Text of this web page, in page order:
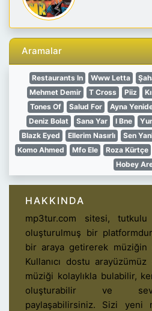
Aramalar
Restaurants In Www Letta
Mehmet Demir
T Cross Piiz
Tones Of
Salud For Ayna
Deniz Bolat
Sana Yar I Bne
Blazk Eyed
Ellerim Nasırlı Sen
Komo Ahmed
Mfo Ele Roza Kürtçe
Hobey
HAKKINDA
mp3tur.com sitesi,
oluşturulmuş bir
bir araya getirerek müziğin
Kullanıcı dostu
müziği kolaylıkla bulabilir,
oluşturabilir ve
paylaşabilirsiniz. Sizi yeni